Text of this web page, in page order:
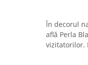
În decorul
află Perla
vizitatorilor.